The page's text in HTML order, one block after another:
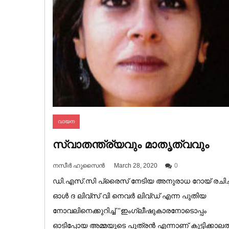
വായന
സ്വാതന്ത്ര്യവും മാതൃത്വവും
നസീർ ഹുസൈൻ March 28, 2020 0
ഡി.എസ്.സി പ്രൈസ് നേടിയ അനുരാധ റോയ്
ഓൾ ദ ലിവ്‌സ് വി നെവർ ലിവ്ഡ് എന്ന പുതിയ
നോവലിനെക്കുറിച്ച് ''ഇംഗ്ലീഷുകാരനോടൊപ്പം
ഓടിപ്പോയ അമ്മയുടെ പുത്രൻ എന്നാണ്